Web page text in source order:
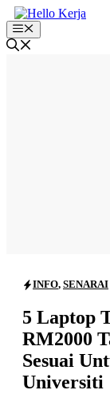
Skip
to
content
Menu
INFO, SENARAI
5 Laptop
RM2000
Sesuai
Universiti